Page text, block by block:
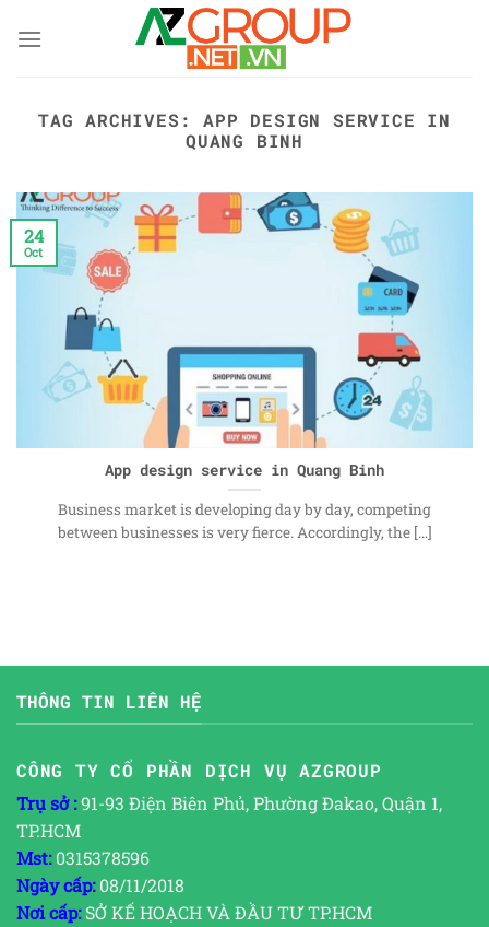
TAG ARCHIVES:APP DESIGN SERVICE IN
QUANG BINH
App design service in Quang Binh
Business market is developing day by day, competing
between businesses is very fierce. Accordingly, the [...]
24
Oct
THÔNG TIN LIÊN HỆ
CÔNG TY CỔ PHẦN DỊCH VỤ AZGROUP
Trụ sở :91-93 Điện Biên Phủ, Phường Đakao, Quận 1,
TP.HCM
Mst:0315378596
Ngày cấp:08/11/2018
Nơi cấp:SỞ KẾ HOẠCH VÀ ĐẦU TƯ TP.HCM